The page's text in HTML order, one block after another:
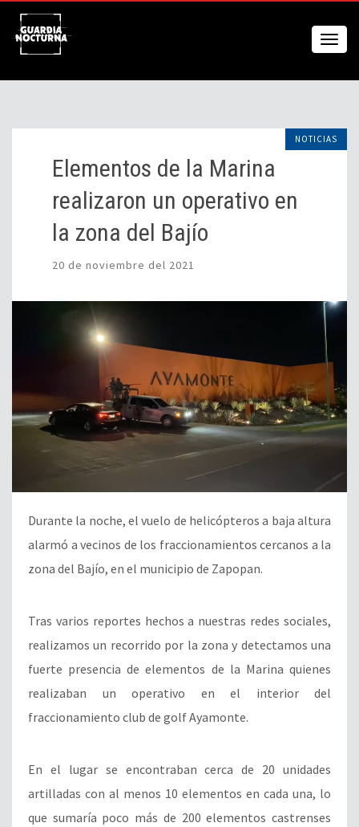
NOTICIAS
Elementos de la Marina
realizaron un operativo en
la zona del Bajío
20 de noviembre del 2021
Durante la noche, el vuelo de helicópteros a baja altura
alarmó a vecinos de los fraccionamientos cercanos a la
zona del Bajío, en el municipio de Zapopan.
Tras varios reportes hechos a nuestras redes sociales,
realizamos un recorrido por la zona y detectamos una
fuerte presencia de elementos de la Marina quienes
realizaban un operativo en el interior del
fraccionamiento club de golf Ayamonte.
En el lugar se encontraban cerca de 20 unidades
artilladas con al menos 10 elementos en cada una, lo
que sumaría poco más de 200 elementos castrenses